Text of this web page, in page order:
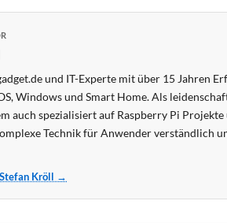
und IT-Experte mit über 15 Jahren
Windows und Smart Home. Als
auch spezialisiert auf Raspberry Pi
Technik für Anwender verständlich
Kröll →